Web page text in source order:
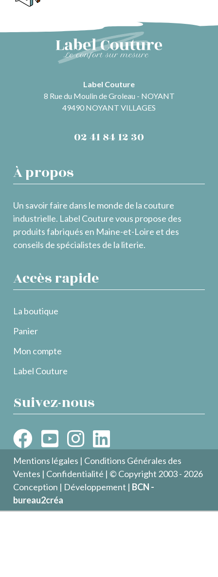
Label Couture
8 Rue du Moulin de Groleau - NOYANT
49490 NOYANT VILLAGES
02 41 84 12 30
À propos
Un savoir faire dans le monde de la couture
industrielle. Label Couture vous propose des
produits fabriqués en Maine-et-Loire et des
conseils de spécialistes de la literie.
Accès rapide
La boutique
Panier
Mon compte
Label Couture
Suivez-nous
Mentions légales | Conditions Générales des
Ventes | Confidentialité | © Copyright 2003 - 2026
Conception | Développement | BCN -
bureau2créa